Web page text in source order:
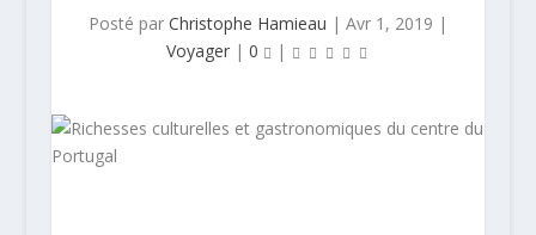
Posté par Christophe Hamieau | Avr 1, 2019 |
Voyager| 0 |